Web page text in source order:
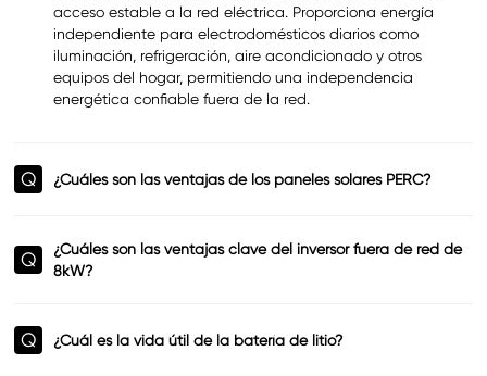
acceso estable a la red eléctrica. Proporciona energía
independiente para electrodomésticos diarios como
iluminación, refrigeración, aire acondicionado y otros
equipos del hogar, permitiendo una independencia
energética confiable fuera de la red.
Q ¿Cuáles son las ventajas de los paneles solares PERC?
Q
¿Cuáles son las ventajas clave del inversor fuera de red de
8kW?
Q ¿Cuál es la vida útil de la batería de litio?